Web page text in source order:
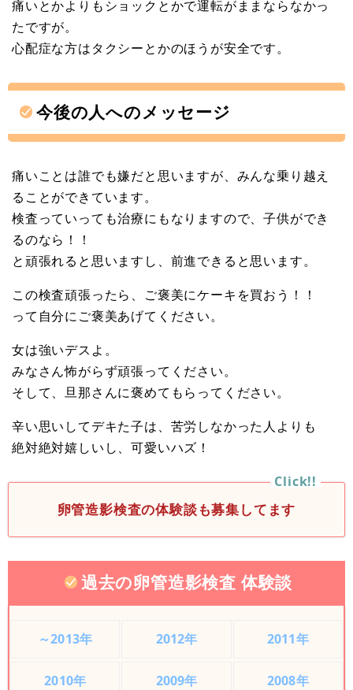
痛いとかよりもショックとかで運転がままならなかっ
たですが。
心配症な方はタクシーとかのほうが安全です。
今後の人へのメッセージ
痛いことは誰でも嫌だと思いますが、みんな乗り越え
ることができています。
検査っていっても治療にもなりますので、子供ができ
るのなら！！
と頑張れると思いますし、前進できると思います。
この検査頑張ったら、ご褒美にケーキを買おう！！
って自分にご褒美あげてください。
女は強いデスよ。
みなさん怖がらず頑張ってください。
そして、旦那さんに褒めてもらってください。
辛い思いしてデキた子は、苦労しなかった人よりも
絶対絶対嬉しいし、可愛いハズ！
卵管造影検査の体験談も募集してます
過去の卵管造影検査 体験談
～2013年 2012年 2011年
2010年 2009年 2008年